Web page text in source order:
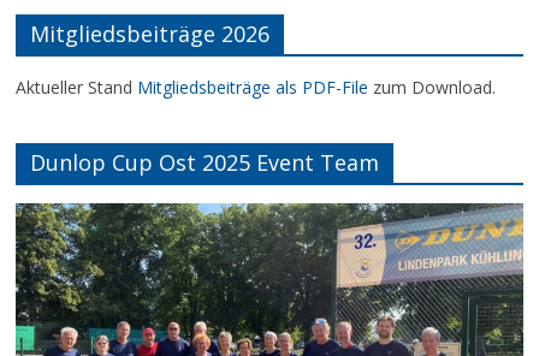
Mitgliedsbeiträge 2026
Aktueller Stand Mitgliedsbeiträge als PDF-File zum Download.
Dunlop Cup Ost 2025 Event Team